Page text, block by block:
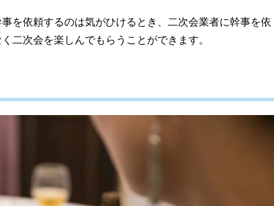
を依頼するのは気がひけるとき、二次会業者に幹事を依
二次会を楽しんでもらうことができます。